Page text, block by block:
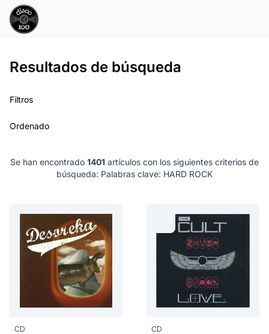
Resultados de búsqueda
Filtros
Ordenado
Se han encontrado 1401 artículos con los siguientes criterios de
búsqueda: Palabras clave: HARD ROCK
CD CD